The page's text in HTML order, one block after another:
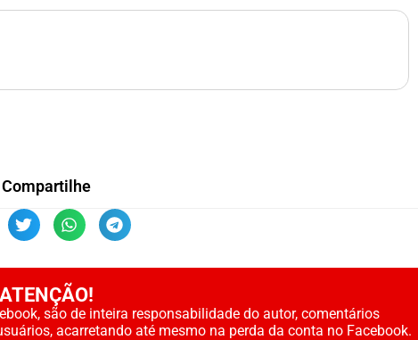
Compartilhe
ATENÇÃO!
são de inteira responsabilidade do autor, comentários
acarretando até mesmo na perda da conta no Facebook.